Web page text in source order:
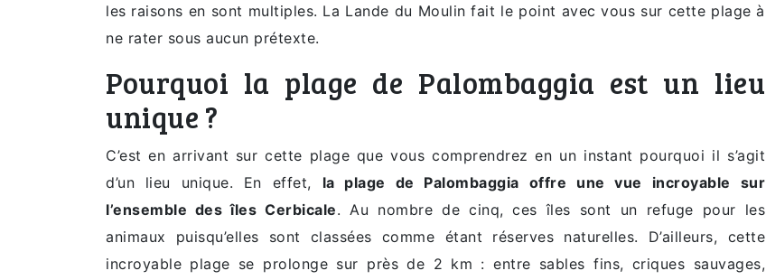
les raisons en sont multiples. La Lande du Moulin fait le point avec vous sur cette plage à
ne rater sous aucun prétexte.
Pourquoi la plage de Palombaggia est un lieu
unique ?
C’est en arrivant sur cette plage que vous comprendrez en un instant pourquoi il s’agit
d’un lieu unique. En effet, la plage de Palombaggia offre une vue incroyable sur
l’ensemble des îles Cerbicale. Au nombre de cinq, ces îles sont un refuge pour les
animaux puisqu’elles sont classées comme étant réserves naturelles. D’ailleurs, cette
incroyable plage se prolonge sur près de 2 km : entre sables fins, criques sauvages,